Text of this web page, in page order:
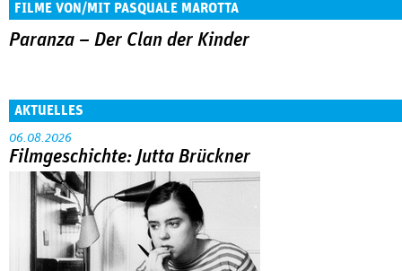
FILME VON/MIT PASQUALE MAROTTA
Paranza – Der Clan der Kinder
AKTUELLES
06.08.2026
Filmgeschichte: Jutta Brückner